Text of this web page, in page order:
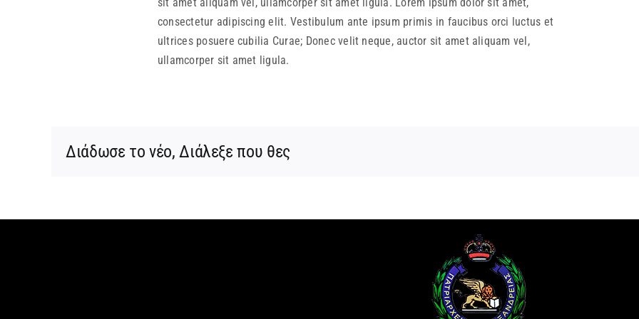
consectetur adipiscing elit. Vestibulum ante ipsum primis in faucibus orci luctus et
ultrices posuere cubilia Curae; Donec velit neque, auctor sit amet aliquam vel,
ullamcorper sit amet ligula.
Διάδωσε το νέο, Διάλεξε που θες